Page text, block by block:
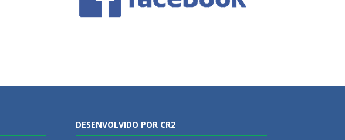
DESENVOLVIDO POR CR2